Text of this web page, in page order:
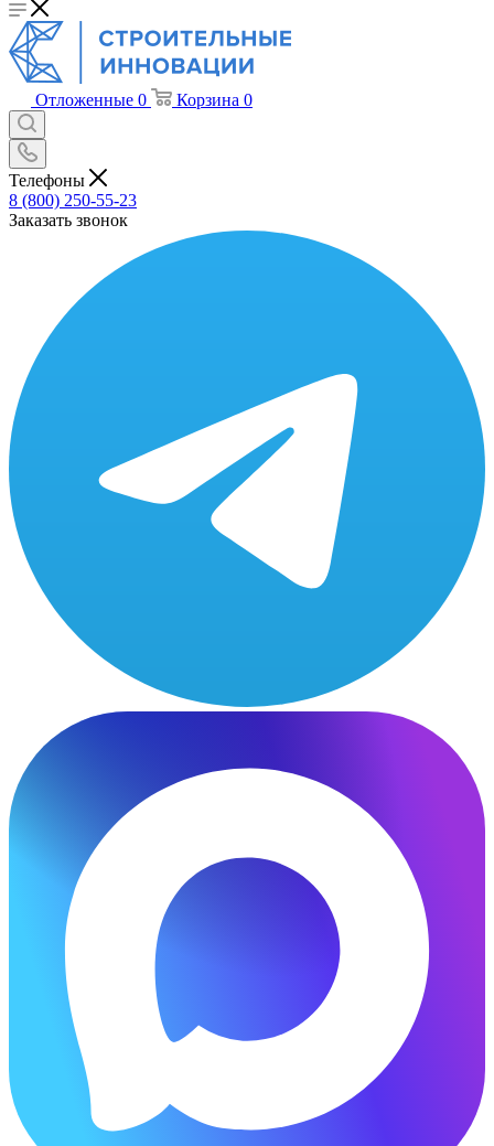
Отложенные 0 Корзина 0
Телефоны
8 (800) 250-55-23
Заказать звонок